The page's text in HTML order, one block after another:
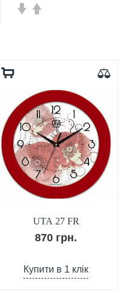
UTA 27 FR
870 грн.
Купити в 1 клік